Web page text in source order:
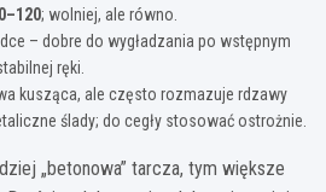
; wolniej, ale równo.
– dobre do wygładzania po wstępnym
ręki.
kusząca, ale często rozmazuje rdzawy
ślady; do cegły stosować ostrożnie.
„betonowa” tarcza, tym większe